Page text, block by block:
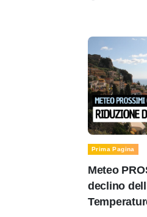
Prima Pagina
Meteo
declino